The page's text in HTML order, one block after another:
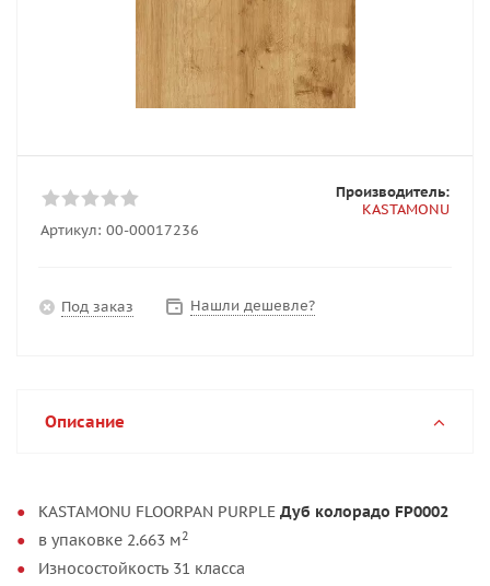
Артикул: 00-00017236
Производитель:
KASTAMONU
Под заказ Нашли дешевле?
Описание
KASTAMONU FLOORPAN PURPLE Дуб колорадо FP0002
в упаковке 2.663 м2
Износостойкость 31 класса